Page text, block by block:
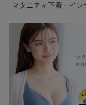
マタニティ下着・イン